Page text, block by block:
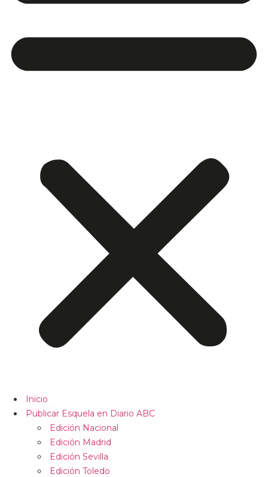
Inicio
Publicar Esquela en Diario ABC
Edición Nacional
Edición Madrid
Edición Sevilla
Edición Toledo